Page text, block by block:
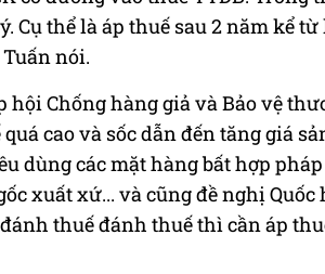
Cụ thể là áp thuế sau 2 năm kể
Tuấn nói.
Chống hàng giả và Bảo vệ
cao và sốc dẫn đến tăng giá
dùng các mặt hàng bất hợp
xuất xứ... và cũng đề nghị
thuế đánh thuế thì cần áp